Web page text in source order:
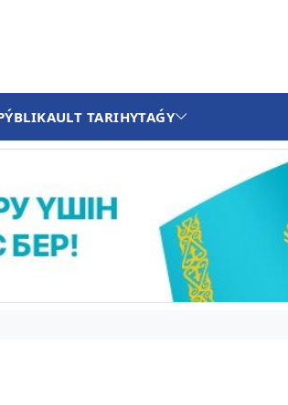
ULT TARIHYTAǴY